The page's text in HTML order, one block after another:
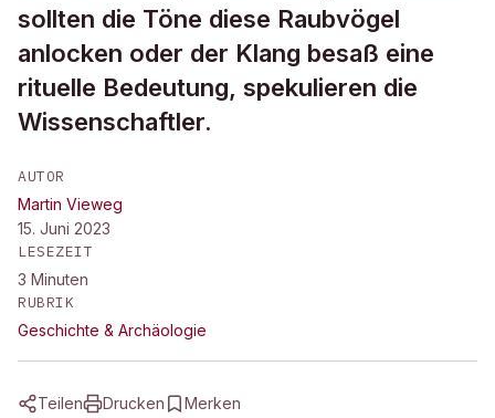
sollten die Töne diese Raubvögel
anlocken oder der Klang besaß eine
rituelle Bedeutung, spekulieren die
Wissenschaftler.
AUTOR
Martin Vieweg
15. Juni 2023
LESEZEIT
3 Minuten
RUBRIK
Geschichte & Archäologie
Teilen Drucken Merken